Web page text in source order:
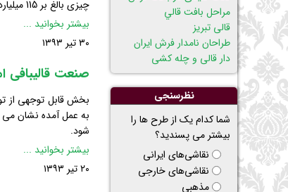
انواع
چیزی بالغ بر 115 میلیارد تومان!
بیشتر بخوانید ...
۳۰ تیر ۱۳۹۳
صنعت قالیبافی
به عمل آمده نشان
شود.
بیشتر بخوانید ...
۲۰ تیر ۱۳۹۳
مراحل بافت قالي
قالی تبریز
طراحان نامدار فرش ایران
دار قالی و چله کشی
نظرسنجی
شما کدام یک از طرح ها را
بیشتر می پسندید؟
نقاشی‌های ایرانی
نقاشی‌های خارجی
مذهبی